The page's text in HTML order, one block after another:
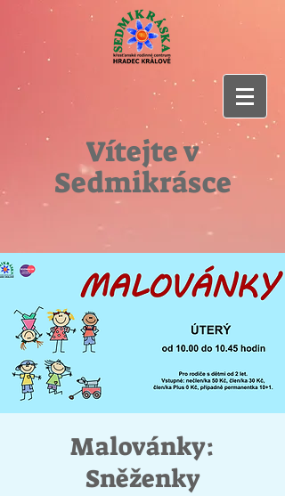
Vítejte v
Sedmikrásce
Malovánky:
Sněženky